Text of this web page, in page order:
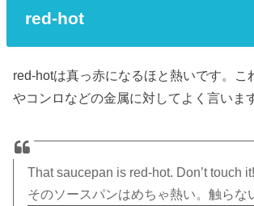
red-hot
red-hotは真っ赤になるほと熱いです。こ
やコンロなどの金属に対してよく言いま
That saucepan is red-hot. Don’t touch it!
そのソースパンはめちゃ熱い。触らな